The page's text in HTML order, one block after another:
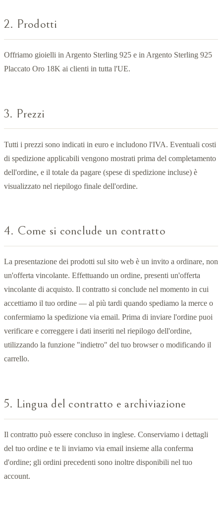
2. Prodotti
Offriamo gioielli in Argento Sterling 925 e in Argento Sterling 925
Placcato Oro 18K ai clienti in tutta l'UE.
3. Prezzi
Tutti i prezzi sono indicati in euro e includono l'IVA. Eventuali costi
di spedizione applicabili vengono mostrati prima del completamento
dell'ordine, e il totale da pagare (spese di spedizione incluse) è
visualizzato nel riepilogo finale dell'ordine.
4. Come si conclude un contratto
La presentazione dei prodotti sul sito web è un invito a ordinare, non
un'offerta vincolante. Effettuando un ordine, presenti un'offerta
vincolante di acquisto. Il contratto si conclude nel momento in cui
accettiamo il tuo ordine — al più tardi quando spediamo la merce o
confermiamo la spedizione via email. Prima di inviare l'ordine puoi
verificare e correggere i dati inseriti nel riepilogo dell'ordine,
utilizzando la funzione "indietro" del tuo browser o modificando il
carrello.
5. Lingua del contratto e archiviazione
Il contratto può essere concluso in inglese. Conserviamo i dettagli
del tuo ordine e te li inviamo via email insieme alla conferma
d'ordine; gli ordini precedenti sono inoltre disponibili nel tuo
account.